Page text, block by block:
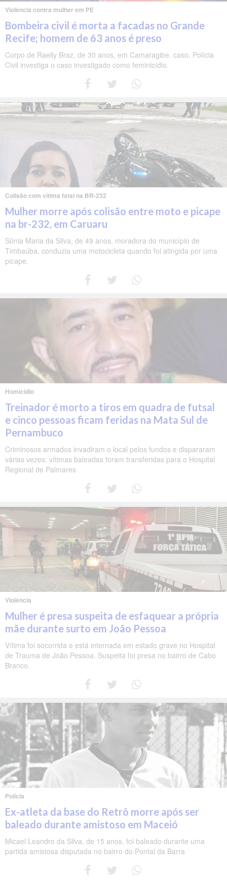
Violência contra mulher em PE
Bombeira civil é morta a facadas no Grande
Recife; homem de 63 anos é preso
Corpo de Raelly Braz, de 30 anos, em Camaragibe. caso. Polícia
Civil investiga o caso investigado como feminicídio.
Colisão com vítima fatal na BR-232
Mulher morre após colisão entre moto e picape
na br-232, em Caruaru
Sônia Maria da Silva, de 49 anos, moradora do município de
Timbaúba, conduzia uma motocicleta quando foi atingida por uma
picape.
Homicídio
Treinador é morto a tiros em quadra de futsal
e cinco pessoas ficam feridas na Mata Sul de
Pernambuco
Criminosos armados invadiram o local pelos fundos e dispararam
várias vezes; vítimas baleadas foram transferidas para o Hospital
Regional de Palmares
Violência
Mulher é presa suspeita de esfaquear a própria
mãe durante surto em João Pessoa
Vítima foi socorrida e está internada em estado grave no Hospital
de Trauma de João Pessoa. Suspeita foi presa no bairro de Cabo
Branco.
Polícia
Ex-atleta da base do Retrô morre após ser
baleado durante amistoso em Maceió
Micael Leandro da Silva, de 15 anos, foi baleado durante uma
partida amistosa disputada no bairro do Pontal da Barra